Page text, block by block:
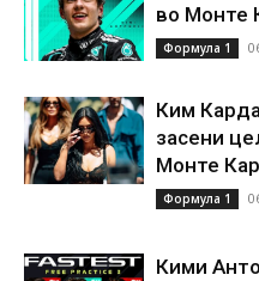
во Монте
Формула 1
Ким
засени
Монте
Формула 1
Кими